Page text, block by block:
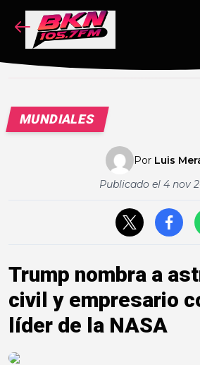
MUNDIALES
Por Luis
Publicado el 4 nov
Trump nombra a
civil y empresario
líder de la NASA